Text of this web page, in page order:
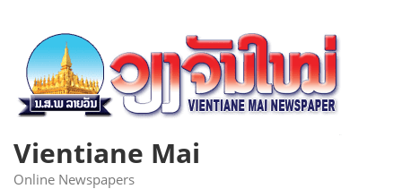
content
Vientiane Mai
Online Newspapers